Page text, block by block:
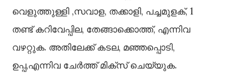
വെളുത്തുള്ളി ,സവാള, തക്കാളി, പച്ചമുളക്, 1
തണ്ട് കറിവേപ്പില, തേങ്ങാക്കൊത്ത്, എന്നിവ
വഴറ്റുക. അതിലേക്ക് കടല, മഞ്ഞപ്പൊടി,
ഉപ്പ,എന്നിവ ചേർത്ത് മിക്സ് ചെയ്യുക.